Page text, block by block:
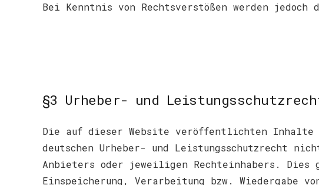
Bei Kenntnis von Rechtsverstößen werden
§3 Urheber- und
Die auf dieser Website veröffentlichten Inhalte
deutschen Urheber- und Leistungsschutzrecht
Anbieters oder jeweiligen Rechteinhabers.
Einspeicherung, Verarbeitung bzw. Wiedergabe